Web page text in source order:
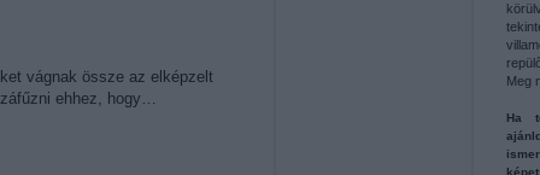
Meg
Ha
vágnak össze az elképzelt
ehhez, hogy…